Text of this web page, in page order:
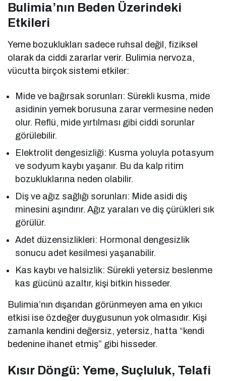
Bulimia’nın Beden Üzerindeki
Etkileri
Yeme bozuklukları sadece ruhsal değil, fiziksel
olarak da ciddi zararlar verir. Bulimia nervoza,
vücutta birçok sistemi etkiler:
Mide ve bağırsak sorunları: Sürekli kusma, mide
asidinin yemek borusuna zarar vermesine neden
olur. Reflü, mide yırtılması gibi ciddi sorunlar
görülebilir.
Elektrolit dengesizliği: Kusma yoluyla potasyum
ve sodyum kaybı yaşanır. Bu da kalp ritim
bozukluklarına neden olabilir.
Diş ve ağız sağlığı sorunları: Mide asidi diş
minesini aşındırır. Ağız yaraları ve diş çürükleri sık
görülür.
Adet düzensizlikleri: Hormonal dengesizlik
sonucu adet kesilmesi yaşanabilir.
Kas kaybı ve halsizlik: Sürekli yetersiz beslenme
kas gücünü azaltır, kişi bitkin hisseder.
Bulimia’nın dışarıdan görünmeyen ama en yıkıcı
etkisi ise özdeğer duygusunun yok olmasıdır. Kişi
zamanla kendini değersiz, yetersiz, hatta “kendi
bedenine ihanet etmiş” gibi hisseder.
Kısır Döngü: Yeme, Suçluluk, Telafi